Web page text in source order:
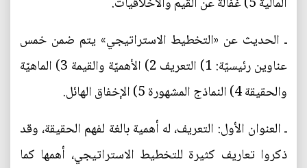
ـ الحديث عن «التخطيط الاستراتيجي» يتم ضمن خمس
عناوين رئيسيّة: 1) التعريف 2) الأهميّة والقيمة 3) الماهيّة
والحقيقة 4) النماذج المشهورة 5) الإخفاق الهائل.
ـ العنوان الأول: التعريف، له أهمية بالغة لفهم الحقيقة، وقد
ذكروا تعاريف كثيرة للتخطيط الاستراتيجي، أهمها كما